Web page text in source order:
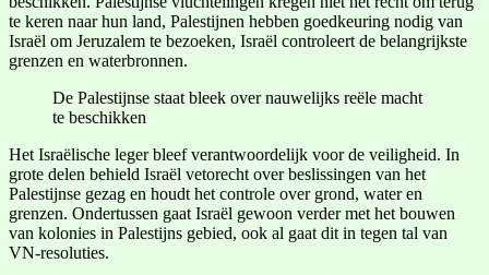
te keren naar hun land, Palestijnen hebben goedkeuring nodig van
Israël om Jeruzalem te bezoeken, Israël controleert de belangrijkste
grenzen en waterbronnen.
De Palestijnse staat bleek over nauwelijks reële macht
te beschikken
Het Israëlische leger bleef verantwoordelijk voor de veiligheid. In
grote delen behield Israël vetorecht over beslissingen van het
Palestijnse gezag en houdt het controle over grond, water en
grenzen. Ondertussen gaat Israël gewoon verder met het bouwen
van kolonies in Palestijns gebied, ook al gaat dit in tegen tal van
VN-resoluties.